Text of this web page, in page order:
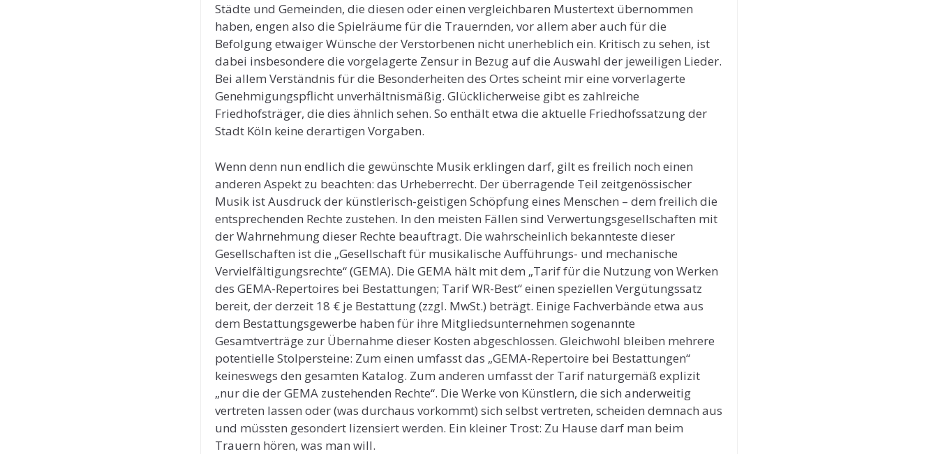
Städte und Gemeinden, die diesen oder einen vergleichbaren Mustertext übernommen
haben, engen also die Spielräume für die Trauernden, vor allem aber auch für die
Befolgung etwaiger Wünsche der Verstorbenen nicht unerheblich ein. Kritisch zu sehen, ist
dabei insbesondere die vorgelagerte Zensur in Bezug auf die Auswahl der jeweiligen Lieder.
Bei allem Verständnis für die Besonderheiten des Ortes scheint mir eine vorverlagerte
Genehmigungspflicht unverhältnismäßig. Glücklicherweise gibt es zahlreiche
Friedhofsträger, die dies ähnlich sehen. So enthält etwa die aktuelle Friedhofssatzung der
Stadt Köln keine derartigen Vorgaben.
Wenn denn nun endlich die gewünschte Musik erklingen darf, gilt es freilich noch einen
anderen Aspekt zu beachten: das Urheberrecht. Der überragende Teil zeitgenössischer
Musik ist Ausdruck der künstlerisch-geistigen Schöpfung eines Menschen – dem freilich die
entsprechenden Rechte zustehen. In den meisten Fällen sind Verwertungsgesellschaften mit
der Wahrnehmung dieser Rechte beauftragt. Die wahrscheinlich bekannteste dieser
Gesellschaften ist die „Gesellschaft für musikalische Aufführungs- und mechanische
Vervielfältigungsrechte“ (GEMA). Die GEMA hält mit dem „Tarif für die Nutzung von Werken
des GEMA-Repertoires bei Bestattungen; Tarif WR-Best“ einen speziellen Vergütungssatz
bereit, der derzeit 18 € je Bestattung (zzgl. MwSt.) beträgt. Einige Fachverbände etwa aus
dem Bestattungsgewerbe haben für ihre Mitgliedsunternehmen sogenannte
Gesamtverträge zur Übernahme dieser Kosten abgeschlossen. Gleichwohl bleiben mehrere
potentielle Stolpersteine: Zum einen umfasst das „GEMA-Repertoire bei Bestattungen“
keineswegs den gesamten Katalog. Zum anderen umfasst der Tarif naturgemäß explizit
„nur die der GEMA zustehenden Rechte“. Die Werke von Künstlern, die sich anderweitig
vertreten lassen oder (was durchaus vorkommt) sich selbst vertreten, scheiden demnach aus
und müssten gesondert lizensiert werden. Ein kleiner Trost: Zu Hause darf man beim
Trauern hören, was man will.